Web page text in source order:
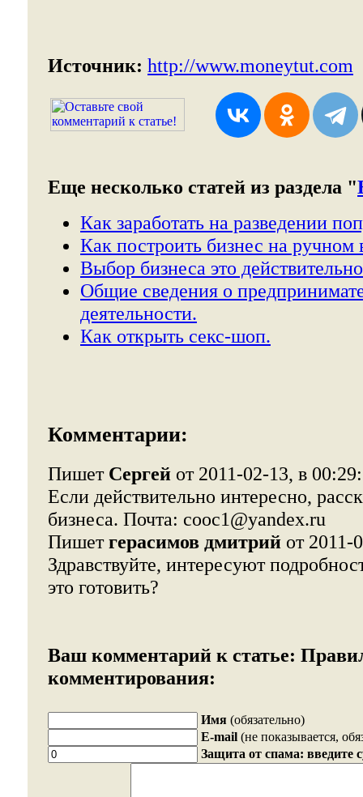
Источник: http://www.moneytut.com
Еще несколько статей из раздела "
Как заработать на разведении
Как построить бизнес на ручном
Выбор бизнеса это
Общие сведения о
деятельности.
Как открыть секс-шоп.
Комментарии:
Пишет Сергей от 2011-02-13, в
Если действительно интересно,
бизнеса. Почта: cooc1@yandex.ru
Пишетгерасимов дмитрий от 2011-
Здравствуйте, интересуют
это готовить?
Ваш комментарий к статье:
комментирования:
Имя (обязательно)
E-mail (не показывается,
Защита от спама: введите